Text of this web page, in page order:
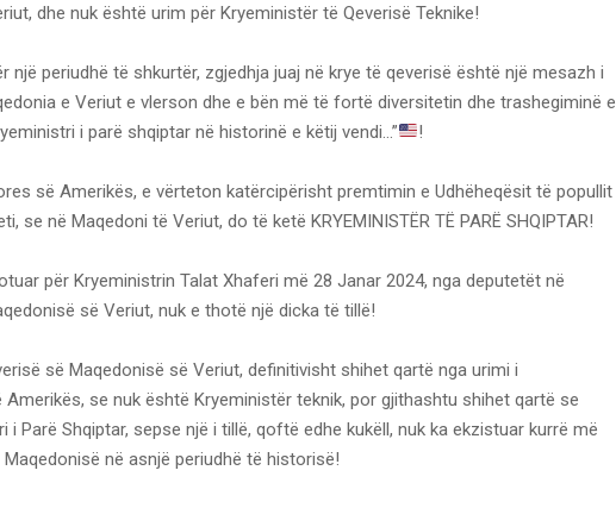
dhe nuk është urim për Kryeministër të Qeverisë Teknike!
një periudhë të shkurtër, zgjedhja juaj në krye të qeverisë është një mesazh i
e Veriut e vlerson dhe e bën më të fortë diversitetin dhe trashegiminë e
i parë shqiptar në historinë e këtij vendi…”
!
së Amerikës, e vërteton katërcipërisht premtimin e Udhëheqësit të popullit
se në Maqedoni të Veriut, do të ketë KRYEMINISTËR TË PARË SHQIPTAR!
për Kryeministrin Talat Xhaferi më 28 Janar 2024, nga deputetët në
së Veriut, nuk e thotë një dicka të tillë!
së Maqedonisë së Veriut, definitivisht shihet qartë nga urimi i
se nuk është Kryeministër teknik, por gjithashtu shihet qartë se
i Parë Shqiptar, sepse një i tillë, qoftë edhe kukëll, nuk ka ekzistuar kurrë më
në asnjë periudhë të historisë!